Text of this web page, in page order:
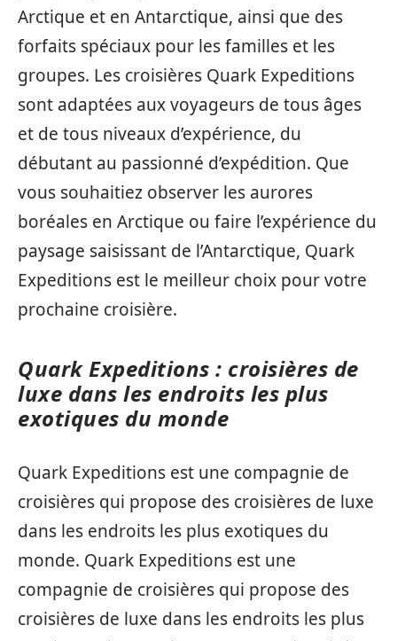
Arctique et en Antarctique, ainsi que des
forfaits spéciaux pour les familles et les
groupes. Les croisières Quark Expeditions
sont adaptées aux voyageurs de tous âges
et de tous niveaux d’expérience, du
débutant au passionné d’expédition. Que
vous souhaitiez observer les aurores
boréales en Arctique ou faire l’expérience du
paysage saisissant de l’Antarctique, Quark
Expeditions est le meilleur choix pour votre
prochaine croisière.
Quark Expeditions : croisières de
luxe dans les endroits les plus
exotiques du monde
Quark Expeditions est une compagnie de
croisières qui propose des croisières de luxe
dans les endroits les plus exotiques du
monde. Quark Expeditions est une
compagnie de croisières qui propose des
croisières de luxe dans les endroits les plus